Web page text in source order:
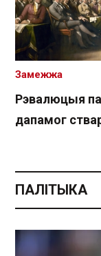
Рэвалюцыя
дапамог
Замежжа
ПАЛІТЫКА